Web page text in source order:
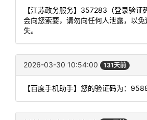
【江苏政务服务】357283（登录验证
会向您索要，请勿向任何人泄露，以
失。
2026-03-30 10:54:00 131天前
【百度手机助手】您的验证码为：9588